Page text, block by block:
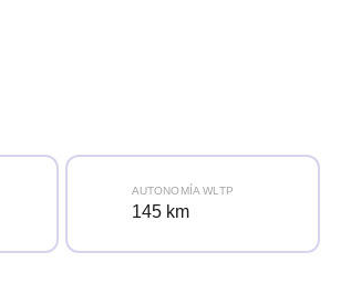
AUTONOMÍA WLTP
145 km